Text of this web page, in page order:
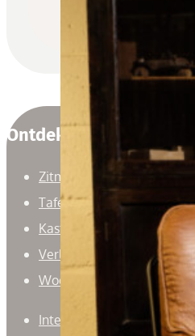
Ontdek
Zitmeubelen
Tafels
Kasten
Verlichting
Woonaccessoires
Interieuradvies